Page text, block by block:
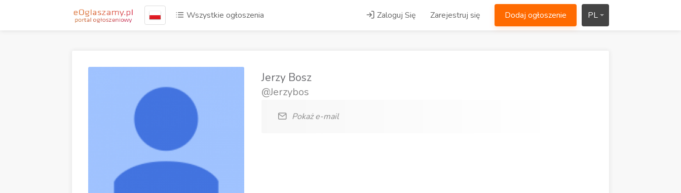
Wszystkie ogłoszenia Zaloguj Się Zarejestruj się Dodaj ogłoszenie PL
Jerzy Bosz
@Jerzybos
Pokaż e-mail